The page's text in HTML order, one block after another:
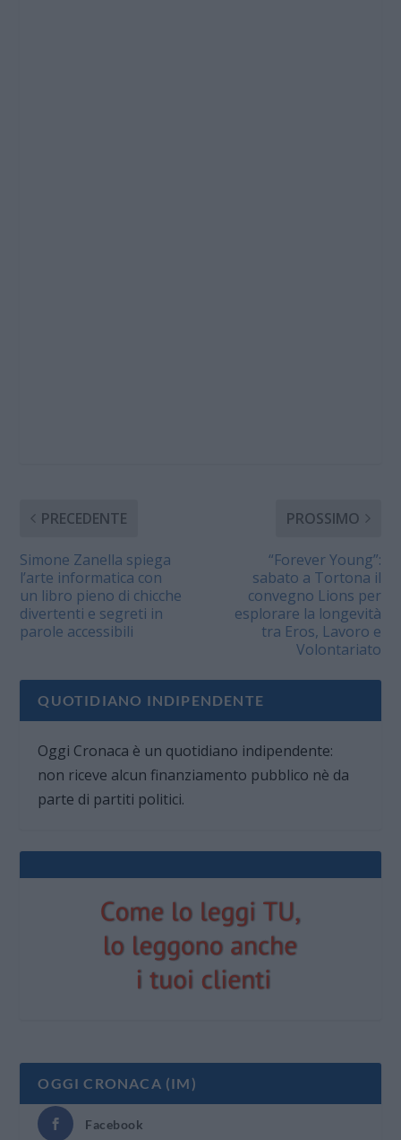
PRECEDENTE
Simone Zanella spiega
l’arte informatica con
un libro pieno di chicche
divertenti e segreti in
parole accessibili
PROSSIMO
“Forever Young”:
sabato a Tortona il
convegno Lions per
esplorare la longevità
tra Eros, Lavoro e
Volontariato
QUOTIDIANO INDIPENDENTE
Oggi Cronaca è un quotidiano indipendente:
non riceve alcun finanziamento pubblico nè da
parte di partiti politici.
OGGI CRONACA (IM)
Facebook